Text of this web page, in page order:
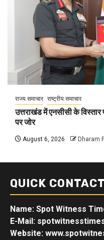
राज्य समाचार राष्ट्रीय समाचार
उत्तराखंड में एनसीसी के
पर जोर
August 6, 2026 Dharam
QUICK CONTACT
Name: Spot Witness
E-Mail:
Website: